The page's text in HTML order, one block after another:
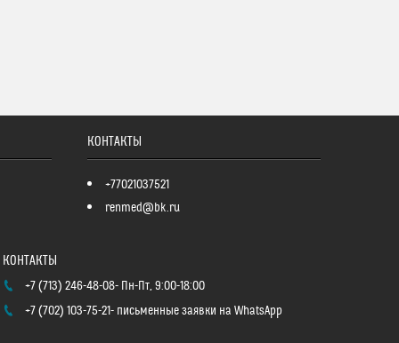
КОНТАКТЫ
+77021037521
renmed@bk.ru
+7 (713) 246-48-08 Пн-Пт, 9:00-18:00
+7 (702) 103-75-21 письменные заявки на WhatsApp